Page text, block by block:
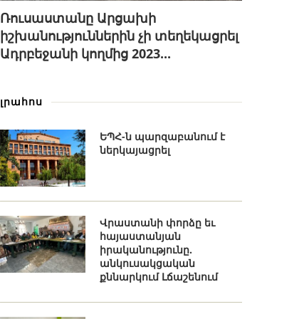
Ռուսաստանը Արցախի
իշխանություններին չի տեղեկացրել
Ադրբեջանի կողմից 2023...
լրահոս
ԵՊՀ-ն պարզաբանում է
ներկայացրել
Վրաստանի փորձը եւ
հայաստանյան
իրականությունը.
անկուսակցական
քննարկում Լճաշենում